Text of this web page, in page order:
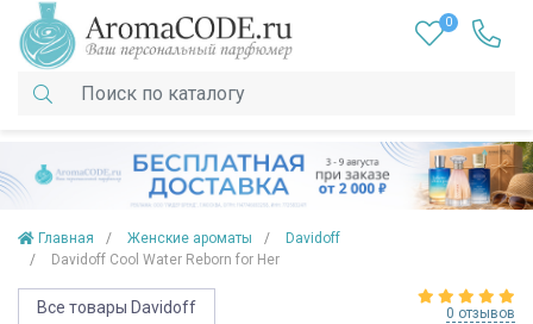
0
Главная Женские ароматы
Davidoff
Davidoff Cool Water Reborn for Her
Все товары Davidoff 0 отзывов